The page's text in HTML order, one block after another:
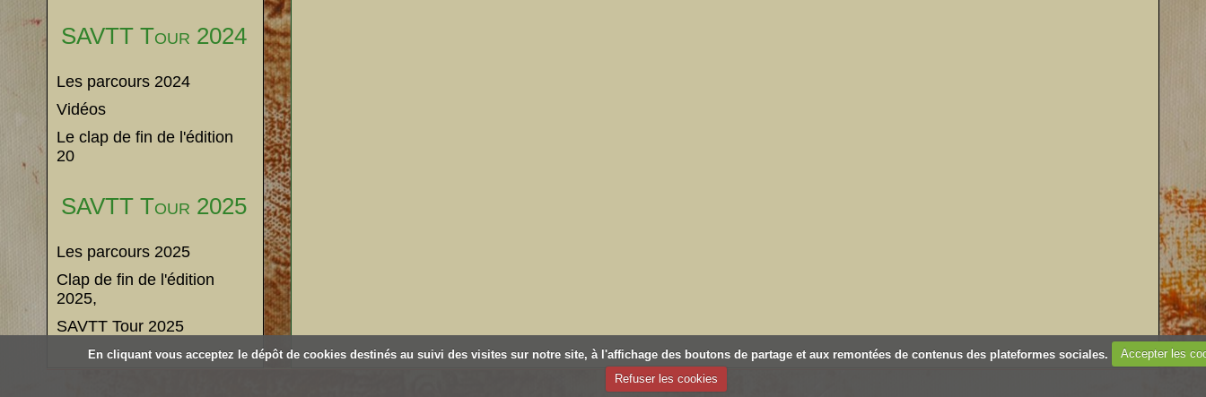
SAVTT Tour 2024
Les parcours 2024
Vidéos
Le clap de fin de l'édition
20
SAVTT Tour 2025
Les parcours 2025
Clap de fin de l'édition
2025,
SAVTT Tour 2025
En cliquant vous acceptez le dépôt de cookies destinés au suivi des visites sur notre site, à l'affichage des boutons de partage et aux remontées de contenus des plateformes sociales.
Accepter les
Refuser les cookies